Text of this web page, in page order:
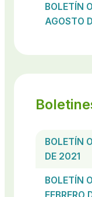
BOLETÍN
AGOSTO
BOLETÍN
DE 2021
BOLETÍN